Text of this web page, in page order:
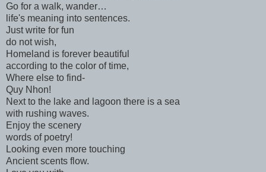
Go for a walk, wander…
life's meaning into sentences.
Just write for fun
do not wish,
Homeland is forever beautiful
according to the color of time,
Where else to find-
Quy Nhon!
Next to the lake and lagoon there is a sea
with rushing waves.
Enjoy the scenery
words of poetry!
Looking even more touching
Ancient scents flow.